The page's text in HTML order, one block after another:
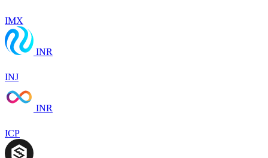
IMX
INR
INJ
INR
ICP